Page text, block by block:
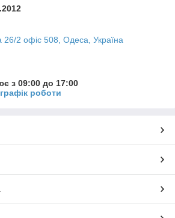
26/2 офіс 508, Одеса, Україна
з 09:00 до 17:00
роботи